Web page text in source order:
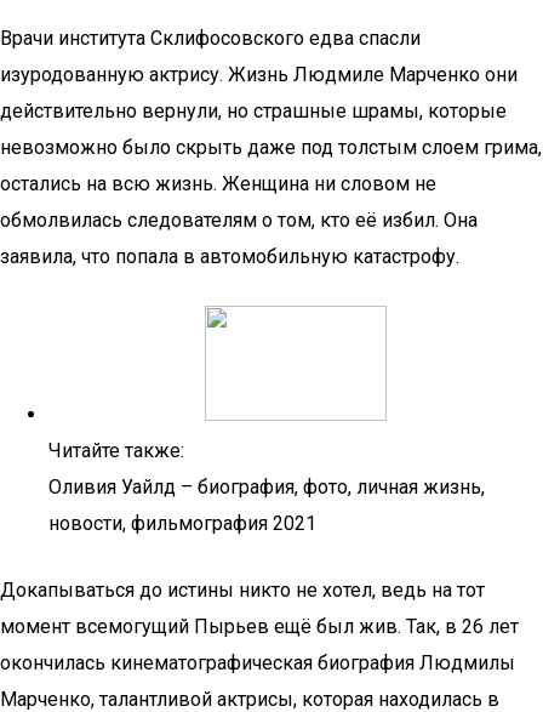
Врачи института Склифосовского едва спасли
изуродованную актрису. Жизнь Людмиле Марченко они
действительно вернули, но страшные шрамы, которые
невозможно было скрыть даже под толстым слоем грима,
остались на всю жизнь. Женщина ни словом не
обмолвилась следователям о том, кто её избил. Она
заявила, что попала в автомобильную катастрофу.
Читайте также:
Оливия Уайлд – биография, фото, личная жизнь,
новости, фильмография 2021
Докапываться до истины никто не хотел, ведь на тот
момент всемогущий Пырьев ещё был жив. Так, в 26 лет
окончилась кинематографическая биография Людмилы
Марченко, талантливой актрисы, которая находилась в